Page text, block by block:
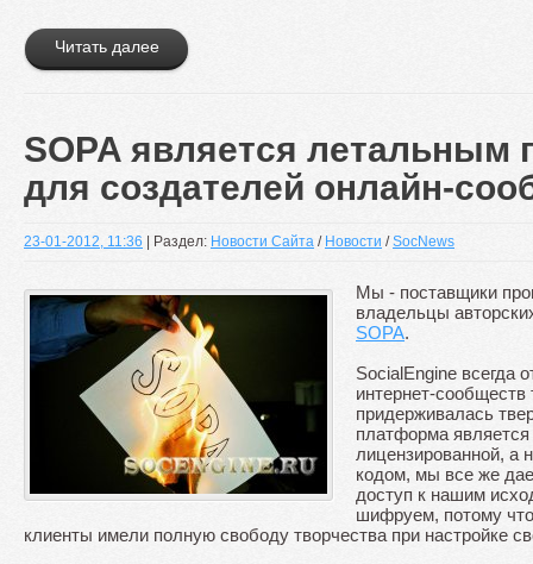
Читать далее
SOPA является летальным
для создателей онлайн-
23-01-2012, 11:36 | Раздел: Новости Сайта / Новости /SocNews
Мы - поставщики
владельцы
SOPA.
SocialEngine всегда
интернет-сообществ
придерживалась
платформа
лицензированной, а
кодом, мы все же
доступ к нашим
шифруем, потому
клиенты имели полную свободу творчества при настройке